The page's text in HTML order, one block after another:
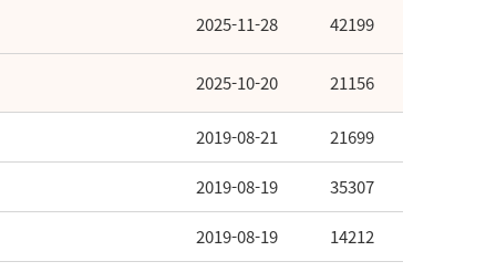
2025-11-28 42199
2025-10-20 21156
2019-08-21 21699
2019-08-19 35307
2019-08-19 14212